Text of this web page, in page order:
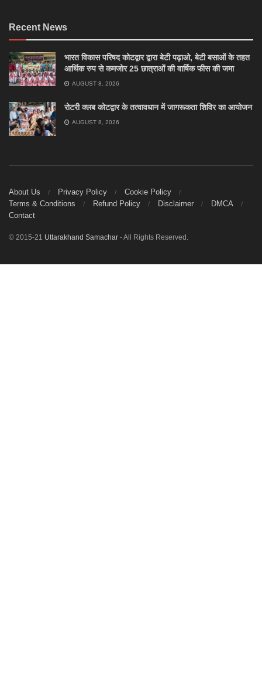
Recent News
भारत विकास परिषद कोटद्वार द्वारा बेटी पढ़ाओ, बेटी बसाओं के तहत
आर्थिक रुप से कमजोर 25 छात्राओं की वार्षिक फीस की जमा
AUGUST 8, 2026
रोटरी क्लब कोटद्वार के तत्वावधान में जागरूकता शिविर का आयोजन
AUGUST 8, 2026
About Us Privacy Policy
Cookie Policy
Terms & Conditions
Refund Policy Disclaimer
DMCA
Contact
© 2015-21 Uttarakhand Samachar - All Rights Reserved.